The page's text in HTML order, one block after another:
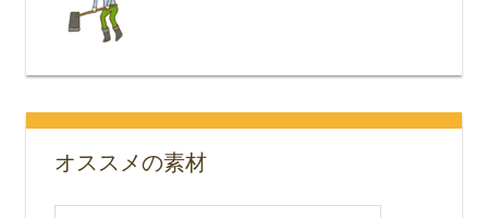
オススメの素材